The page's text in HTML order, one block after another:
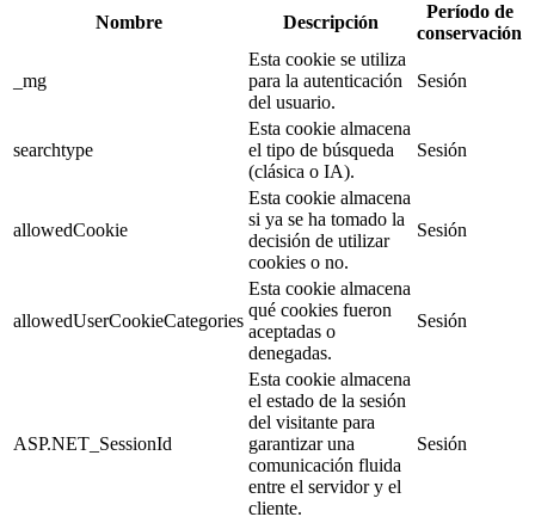
Nombre Descripción
Período de
conservación
_mg
Esta cookie se utiliza
para la autenticación
del usuario.
Sesión
searchtype
Esta cookie almacena
el tipo de búsqueda
(clásica o IA).
Sesión
allowedCookie
Esta cookie almacena
si ya se ha tomado la
decisión de utilizar
cookies o no.
Sesión
allowedUserCookieCategories
Esta cookie almacena
qué cookies fueron
aceptadas o
denegadas.
Sesión
ASP.NET_SessionId
Esta cookie almacena
el estado de la sesión
del visitante para
garantizar una
comunicación fluida
entre el servidor y el
cliente.
Sesión